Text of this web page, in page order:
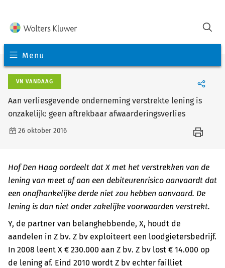
Menu
VN VANDAAG
Aan verliesgevende onderneming verstrekte lening is
onzakelijk: geen aftrekbaar afwaarderingsverlies
26 oktober 2016
Hof Den Haag oordeelt dat X met het verstrekken van de
lening van meet af aan een debiteurenrisico aanvaardt dat
een onafhankelijke derde niet zou hebben aanvaard. De
lening is dan niet onder zakelijke voorwaarden verstrekt.
Y, de partner van belanghebbende, X, houdt de
aandelen in Z bv. Z bv exploiteert een loodgietersbedrijf.
In 2008 leent X € 230.000 aan Z bv. Z bv lost € 14.000 op
de lening af. Eind 2010 wordt Z bv echter failliet